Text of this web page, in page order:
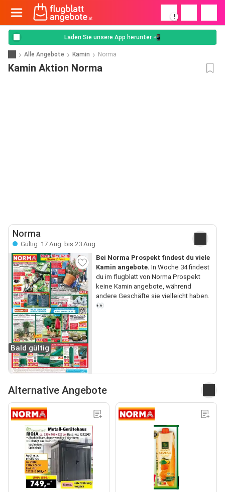
!
Laden Sie unsere App herunter 📲
Alle Angebote Kamin Norma
Kamin Aktion Norma
Norma
Gültig: 17 Aug. bis 23 Aug.
Bald gültig
Bei Norma Prospekt findest du viele
Kamin angebote. In Woche 34 findest
du im flugblatt von Norma Prospekt
keine Kamin angebote, während
andere Geschäfte sie vielleicht haben.
👀
Alternative Angebote